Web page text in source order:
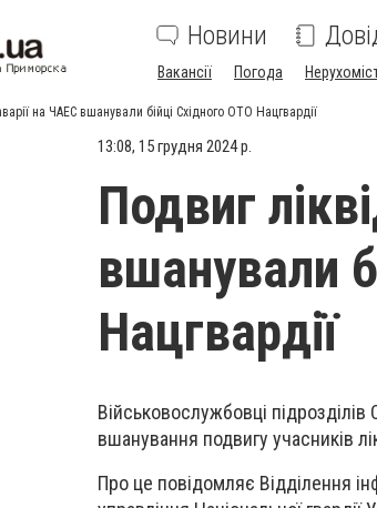
Новини
Вакансії Погода
на ЧАЕС вшанували бійці Східного ОТО Нацгвардії
13:08, 15 грудня 2024 р.
Подвиг
вшанували
Нацгвардії
Військовослужбовці
вшанування подвигу учасників
Про це повідомляє Відділення